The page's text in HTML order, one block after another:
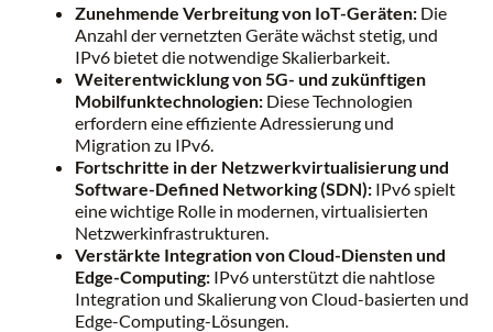
Zunehmende Verbreitung von IoT-Geräten: Die
Anzahl der vernetzten Geräte wächst stetig, und
IPv6 bietet die notwendige Skalierbarkeit.
Weiterentwicklung von 5G- und zukünftigen
Mobilfunktechnologien: Diese Technologien
erfordern eine effiziente Adressierung und
Migration zu IPv6.
Fortschritte in der Netzwerkvirtualisierung und
Software-Defined Networking (SDN): IPv6 spielt
eine wichtige Rolle in modernen, virtualisierten
Netzwerkinfrastrukturen.
Verstärkte Integration von Cloud-Diensten und
Edge-Computing: IPv6 unterstützt die nahtlose
Integration und Skalierung von Cloud-basierten und
Edge-Computing-Lösungen.